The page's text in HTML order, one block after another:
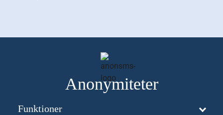
Anonymiteter
Funktioner